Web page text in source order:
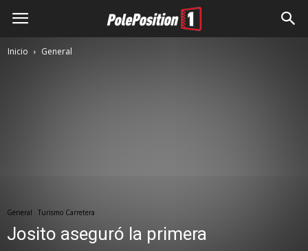
Inicio General
General Turismo Carretera
Josito aseguró la primera